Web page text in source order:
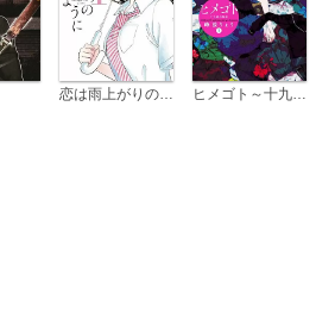
恋は雨上がりのように ヒメゴト～十九歳の制服～